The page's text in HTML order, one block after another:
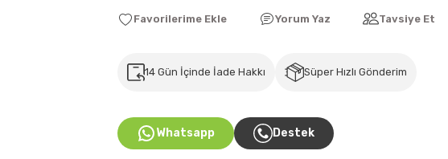
Yorum Yaz Tavsiye Et
14 Gün İçinde İade Hakkı Süper Hızlı Gönderim
Whatsapp Destek